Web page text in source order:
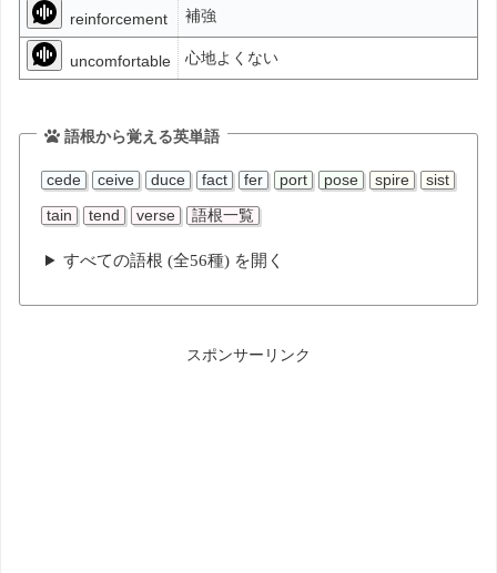
reinforcement 補強
uncomfortable 心地よくない
語根から覚える英単語
cede ceive duce fact fer port pose spire sist
tain tend verse 語根一覧
すべての語根 (全56種) を開く
スポンサーリンク